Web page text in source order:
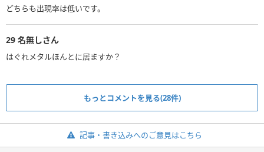
どちらも出現率は低いです。
29 名無しさん
はぐれメタルほんとに居ますか？
もっとコメントを見る(28件)
記事・書き込みへのご意見はこちら